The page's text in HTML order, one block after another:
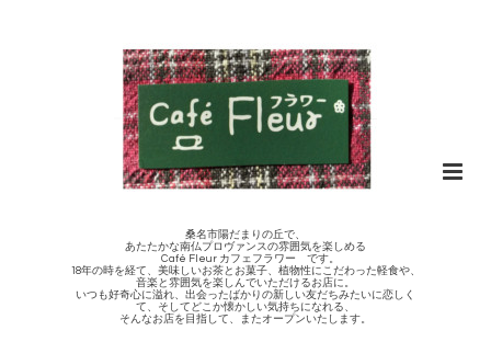
桑名市陽だまりの丘で、
あたたかな南仏プロヴァンスの雰囲気を楽しめる
Café Fleur カフェフラワー です。
18年の時を経て、美味しいお茶とお菓子、植物性にこだわった軽食や、
音楽と雰囲気を楽しんでいただけるお店に。
いつも好奇心に溢れ、出会ったばかりの新しい友だちみたいに恋しく
て、そしてどこか懐かしい気持ちになれる、
そんなお店を目指して、またオープンいたします。